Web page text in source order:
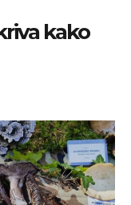
kako